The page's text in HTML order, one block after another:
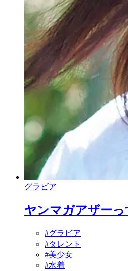
グラビア
ヤンマガアザーっ
#グラビア
#タレント
#美少女
#水着